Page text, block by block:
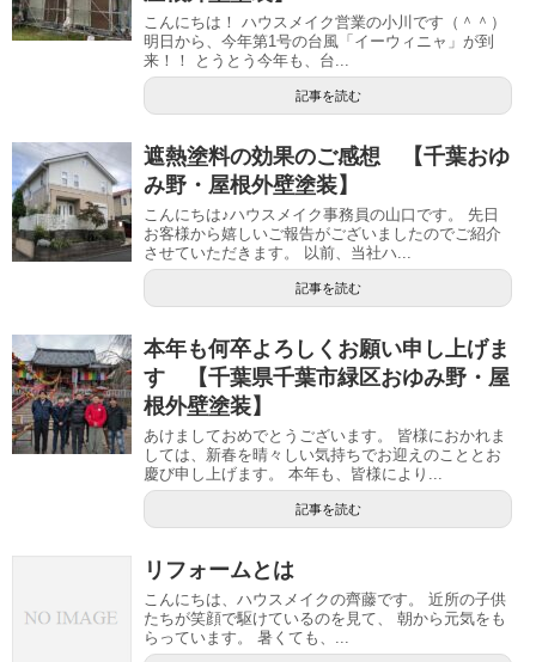
こんにちは！ ハウスメイク営業の小川です（＾＾）
明日から、今年第1号の台風「イーウィニャ」が到
来！！ とうとう今年も、台...
記事を読む
遮熱塗料の効果のご感想 【千葉おゆ
み野・屋根外壁塗装】
こんにちは♪ハウスメイク事務員の山口です。 先日
お客様から嬉しいご報告がございましたのでご紹介
させていただきます。 以前、当社ハ...
記事を読む
本年も何卒よろしくお願い申し上げま
す 【千葉県千葉市緑区おゆみ野・屋
根外壁塗装】
あけましておめでとうございます。 皆様におかれま
しては、新春を晴々しい気持ちでお迎えのこととお
慶び申し上げます。 本年も、皆様により...
記事を読む
リフォームとは
こんにちは、ハウスメイクの齊藤です。 近所の子供
たちが笑顔で駆けているのを見て、 朝から元気をも
らっています。 暑くても、...